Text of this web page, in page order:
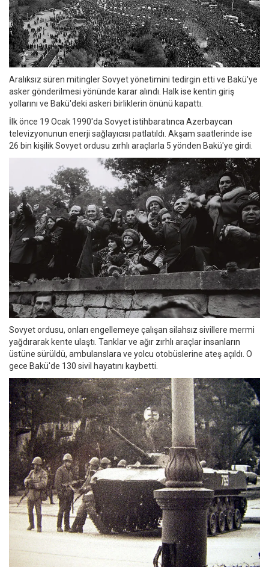
Aralıksız süren mitingler Sovyet yönetimini tedirgin etti ve Bakü'ye
asker gönderilmesi yönünde karar alındı. Halk ise kentin giriş
yollarını ve Bakü'deki askeri birliklerin önünü kapattı.
İlk önce 19 Ocak 1990'da Sovyet istihbaratınca Azerbaycan
televizyonunun enerji sağlayıcısı patlatıldı. Akşam saatlerinde ise
26 bin kişilik Sovyet ordusu zırhlı araçlarla 5 yönden Bakü'ye girdi.
Sovyet ordusu, onları engellemeye çalışan silahsız sivillere mermi
yağdırarak kente ulaştı. Tanklar ve ağır zırhlı araçlar insanların
üstüne sürüldü, ambulanslara ve yolcu otobüslerine ateş açıldı. O
gece Bakü'de 130 sivil hayatını kaybetti.